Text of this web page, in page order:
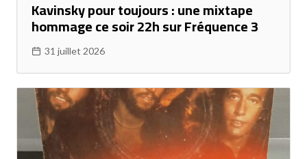
Kavinsky pour toujours : une mixtape
hommage ce soir 22h sur Fréquence 3
31 juillet 2026